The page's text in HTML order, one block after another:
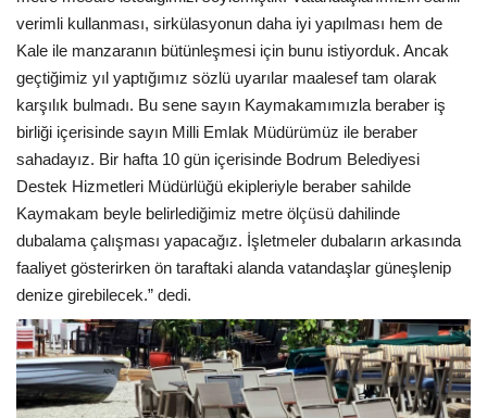
verimli kullanması, sirkülasyonun daha iyi yapılması hem de
Kale ile manzaranın bütünleşmesi için bunu istiyorduk. Ancak
geçtiğimiz yıl yaptığımız sözlü uyarılar maalesef tam olarak
karşılık bulmadı. Bu sene sayın Kaymakamımızla beraber iş
birliği içerisinde sayın Milli Emlak Müdürümüz ile beraber
sahadayız. Bir hafta 10 gün içerisinde Bodrum Belediyesi
Destek Hizmetleri Müdürlüğü ekipleriyle beraber sahilde
Kaymakam beyle belirlediğimiz metre ölçüsü dahilinde
dubalama çalışması yapacağız. İşletmeler dubaların arkasında
faaliyet gösterirken ön taraftaki alanda vatandaşlar güneşlenip
denize girebilecek.” dedi.